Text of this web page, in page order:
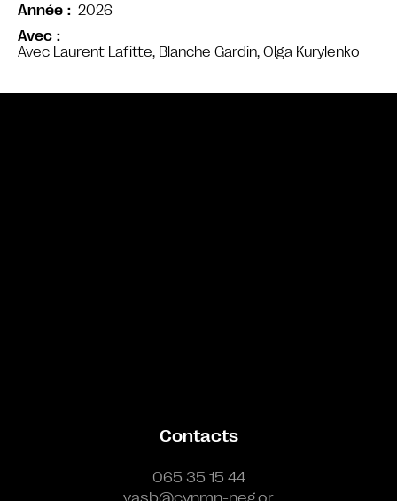
Avec
Avec Laurent Lafitte, Blanche Gardin, Olga Kurylenko
Année
2026
Contacts
065 35 15 44
vasb@cynmn-neg.or